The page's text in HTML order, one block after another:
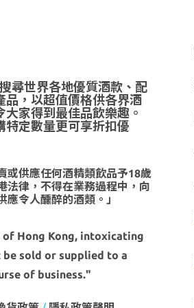
尋世界各地優質酒款、配
品，以超值價格供各界酒
大家得到最佳品飲樂趣。
特定數量更可享折扣優
或供應任何酒精類飲品予18歲
法律，不得在業務過程中，向
應令人醺醉的酒類。」
of Hong Kong, intoxicating
sold or supplied to a
of business."